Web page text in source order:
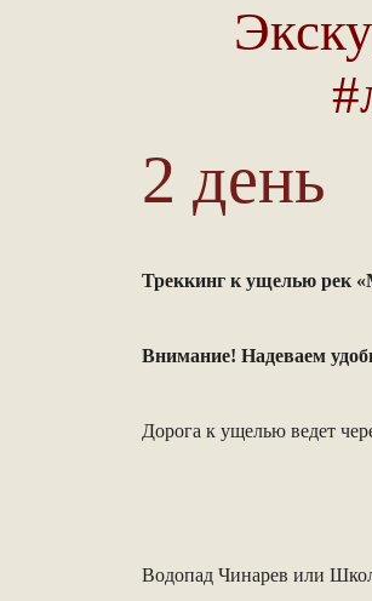
2 день
Треккинг к ущелью рек
Внимание! Надеваем
Дорога к ущелью ведет
Водопад Чинарев или